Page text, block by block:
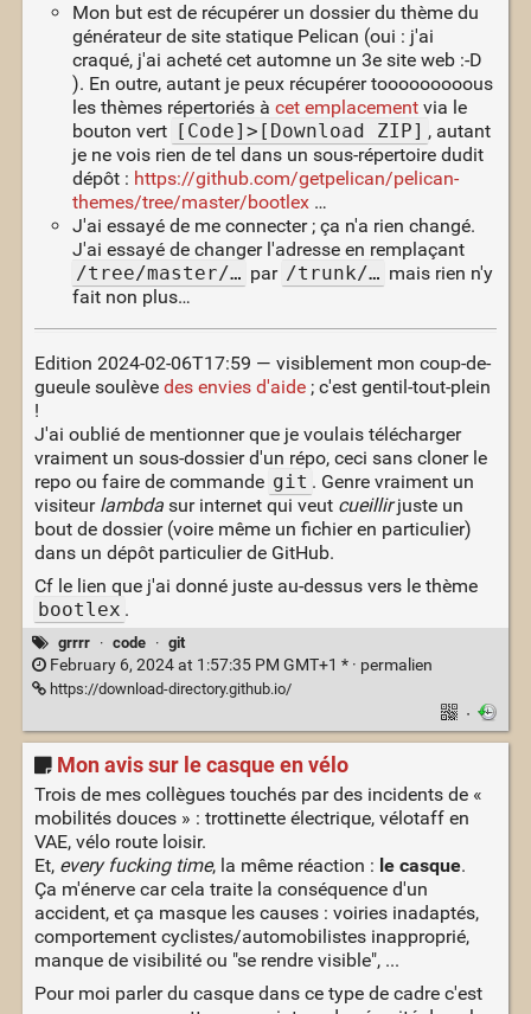
Mon but est de récupérer un dossier du thème du
générateur de site statique Pelican (oui : j'ai
craqué, j'ai acheté cet automne un 3e site web :-D
). En outre, autant je peux récupérer tooooooooous
les thèmes répertoriés à cet emplacementvia le
bouton vert
[Code]>[Download ZIP] , autant
je ne vois rien de tel dans un sous-répertoire dudit
dépôt : https://github.com/getpelican/pelican-
themes/tree/master/bootlex…
J'ai essayé de me connecter ; ça n'a rien changé.
J'ai essayé de changer l'adresse en remplaçant
/tree/master/… par /trunk/… mais rien n'y
fait non plus…
Edition 2024-02-06T17:59 — visiblement mon coup-de-
gueule soulève des envies d'aide; c'est gentil-tout-plein
!
J'ai oublié de mentionner que je voulais télécharger
vraiment un sous-dossier d'un répo, ceci sans cloner le
repo ou faire de commande git . Genre vraiment un
visiteur lambdasur internet qui veut cueillirjuste un
bout de dossier (voire même un fichier en particulier)
dans un dépôt particulier de GitHub.
Cf le lien que j'ai donné juste au-dessus vers le thème
bootlex .
grrrr · code · git
February 6, 2024 at 1:57:35 PM GMT+1 * · permalien
https://download-directory.github.io/
·
Mon avis sur le casque en vélo
Trois de mes collègues touchés par des incidents de «
mobilités douces » : trottinette électrique, vélotaff en
VAE, vélo route loisir.
Et, every fucking time, la même réaction : le casque.
Ça m'énerve car cela traite la conséquence d'un
accident, et ça masque les causes : voiries inadaptés,
comportement cyclistes/automobilistes inapproprié,
manque de visibilité ou "se rendre visible", ...
Pour moi parler du casque dans ce type de cadre c'est